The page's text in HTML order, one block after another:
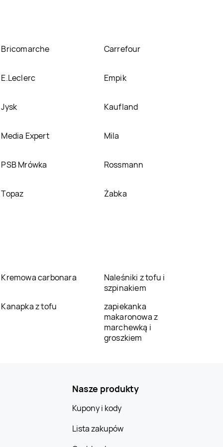
Bricomarche Carrefour
E.Leclerc Empik
Jysk Kaufland
Media Expert Mila
PSB Mrówka Rossmann
Topaz Żabka
Kremowa carbonara
Naleśniki z tofu i
szpinakiem
Kanapka z tofu
zapiekanka
makaronowa z
marchewką i
groszkiem
Nasze produkty
Kupony i kody
Lista zakupów